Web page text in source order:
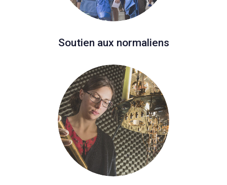
Soutien aux normaliens